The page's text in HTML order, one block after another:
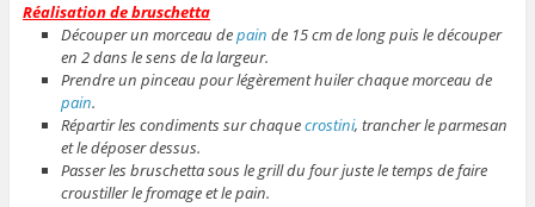
Réalisation de bruschetta
Découper un morceau depain de 15 cm de long puis le découper
en 2 dans le sens de la largeur.
Prendre un pinceau pour légèrement huiler chaque morceau de
pain.
Répartir les condiments sur chaquecrostini, trancher le parmesan
et le déposer dessus.
Passer les bruschetta sous le grill du four juste le temps de faire
croustiller le fromage et le pain.